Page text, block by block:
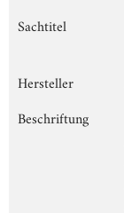
Sachtitel
Hersteller
Beschriftung